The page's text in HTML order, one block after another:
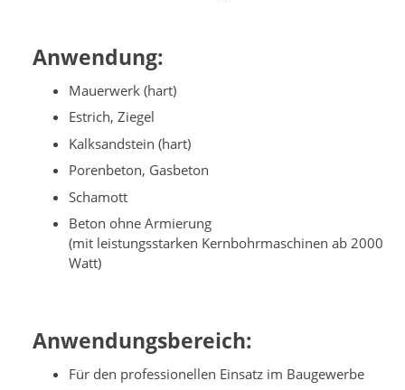
Anwendung:
Mauerwerk (hart)
Estrich, Ziegel
Kalksandstein (hart)
Porenbeton, Gasbeton
Schamott
Beton ohne Armierung
(mit leistungsstarken Kernbohrmaschinen ab 2000
Watt)
Anwendungsbereich:
Für den professionellen Einsatz im Baugewerbe